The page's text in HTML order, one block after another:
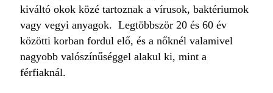
kiváltó okok közé tartoznak a vírusok, baktériumok
vagy vegyi anyagok. Legtöbbször 20 és 60 év
közötti korban fordul elő, és a nőknél valamivel
nagyobb valószínűséggel alakul ki, mint a
férfiaknál.